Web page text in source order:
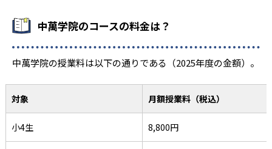
市立戸塚 - 横浜平沼
- -
市立みなと総合 - 横浜国際 -
横浜栄 - 市立横浜商業 -
横浜氷取沢 - 横浜緑ケ丘 -
中萬学院のコースの料金は？
中萬学院の授業料は以下の通りである（2025年度の金額）。
対象 月額授業料（税込）
小4生 8,800円